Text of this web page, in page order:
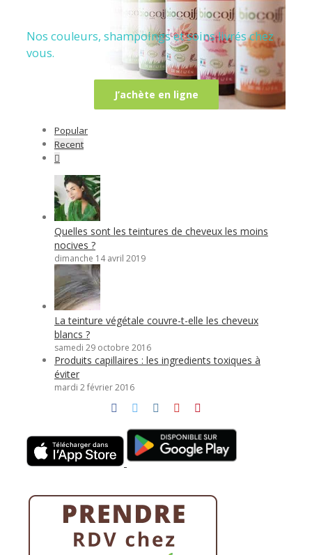
Nos couleurs, shampoings et soins livrés chez
vous.
J’achète en ligne
Popular
Recent
Quelles sont les teintures de cheveux les moins
nocives ?
dimanche 14 avril 2019
La teinture végétale couvre-t-elle les cheveux
blancs ?
samedi 29 octobre 2016
Produits capillaires : les ingredients toxiques à
éviter
mardi 2 février 2016